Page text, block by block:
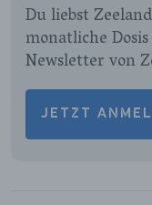
Du liebst
monatliche
Newsletter von
JETZT